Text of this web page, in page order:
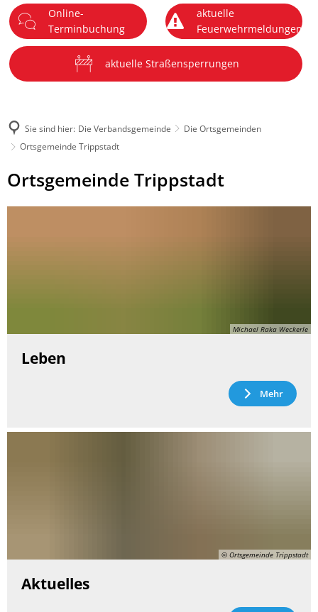
Menü
Online-
Terminbuchung
aktuelle
Feuerwehrmeldungen
aktuelle Straßensperrungen
Sie sind hier: Die Verbandsgemeinde
Die Ortsgemeinden
Ortsgemeinde Trippstadt
Ortsgemeinde
Trippstadt
Ortsgemeinde Trippstadt
Michael Raka Weckerle
Leben
Mehr
© Ortsgemeinde Trippstadt
Aktuelles